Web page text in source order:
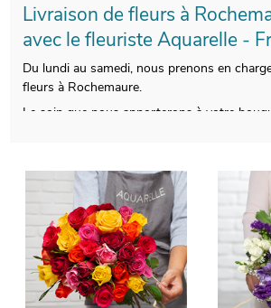
Livraison de fleurs à
avec le fleuriste Aquarelle -
Du lundi au samedi, nous prenons en
fleurs à Rochemaure.
Le soin que nous apporterons à votre
dans un porte-bouquet de transport, puis
prendront en photo votre bouquet.
envoyer la photographie par e-mail afin que
visualiser votre composition florale. L’envoi
programmé. Rendez votre cadeau plus
ajoutant gratuitement un message
imprimée.